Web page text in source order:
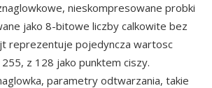
nieskompresowane probki
jako 8-bitowe liczby calkowite bez
reprezentuje pojedyncza wartosc
z 128 jako punktem ciszy.
parametry odtwarzania, takie